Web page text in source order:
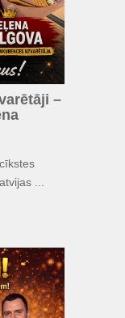
–
...